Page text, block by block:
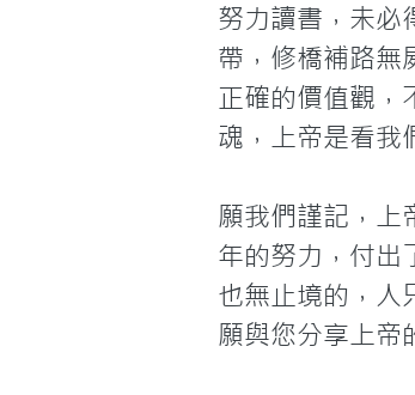
努力讀書，未必
帶，修橋補路無
正確的價值觀，
魂，上帝是看我
願我們謹記，上
年的努力，付出
也無止境的，人
願與您分享上帝